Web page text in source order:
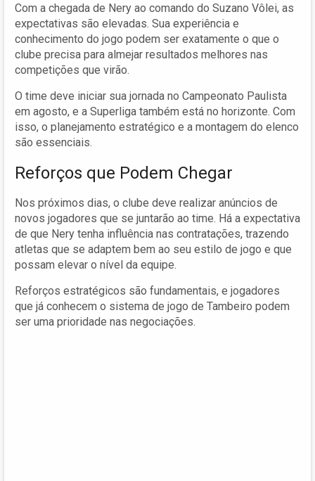
Com a chegada de Nery ao comando do Suzano Vôlei, as
expectativas são elevadas. Sua experiência e
conhecimento do jogo podem ser exatamente o que o
clube precisa para almejar resultados melhores nas
competições que virão.
O time deve iniciar sua jornada no Campeonato Paulista
em agosto, e a Superliga também está no horizonte. Com
isso, o planejamento estratégico e a montagem do elenco
são essenciais.
Reforços que Podem Chegar
Nos próximos dias, o clube deve realizar anúncios de
novos jogadores que se juntarão ao time. Há a expectativa
de que Nery tenha influência nas contratações, trazendo
atletas que se adaptem bem ao seu estilo de jogo e que
possam elevar o nível da equipe.
Reforços estratégicos são fundamentais, e jogadores
que já conhecem o sistema de jogo de Tambeiro podem
ser uma prioridade nas negociações.